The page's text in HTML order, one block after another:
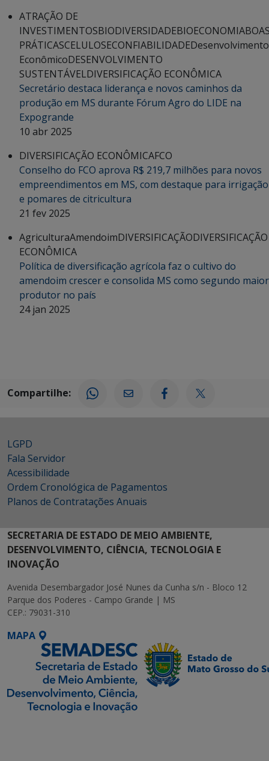
ATRAÇÃO DE
INVESTIMENTOSBIODIVERSIDADEBIOECONOMIA
PRÁTICASCELULOSECONFIABILIDADEDesenvolvimento
EconômicoDESENVOLVIMENTO
SUSTENTÁVELDIVERSIFICAÇÃO ECONÔMICA
Secretário destaca liderança e novos caminhos da
produção em MS durante Fórum Agro do LIDE na
Expogrande
10 abr 2025
DIVERSIFICAÇÃO ECONÔMICAFCO
Conselho do FCO aprova R$ 219,7 milhões para novos
empreendimentos em MS, com destaque para irrigação
e pomares de citricultura
21 fev 2025
AgriculturaAmendoimDIVERSIFICAÇÃODIVERSIFICAÇÃO
ECONÔMICA
Política de diversificação agrícola faz o cultivo do
amendoim crescer e consolida MS como segundo maior
produtor no país
24 jan 2025
Compartilhe:
LGPD
Fala Servidor
Acessibilidade
Ordem Cronológica de Pagamentos
Planos de Contratações Anuais
SECRETARIA DE ESTADO DE MEIO AMBIENTE,
DESENVOLVIMENTO, CIÊNCIA, TECNOLOGIA E
INOVAÇÃO
Avenida Desembargador José Nunes da Cunha s/n - Bloco 12
Parque dos Poderes - Campo Grande | MS
CEP.: 79031-310
MAPA